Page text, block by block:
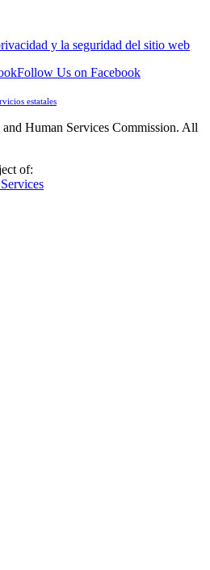
y la seguridad del sitio web
Follow Us on Facebook
estatales
Human Services Commission. All
of: